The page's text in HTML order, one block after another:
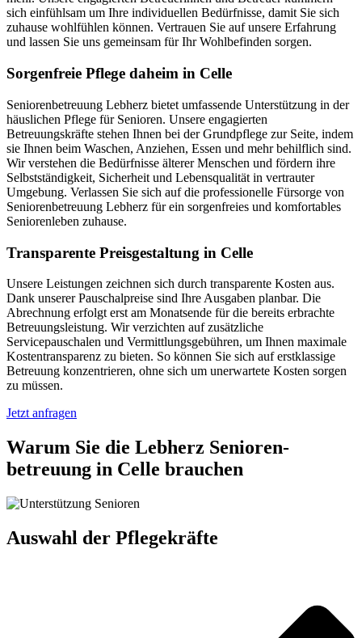
sich einfühlsam um Ihre individuellen Bedürfnisse, damit Sie sich
zuhause wohlfühlen können. Vertrauen Sie auf unsere Erfahrung
und lassen Sie uns gemeinsam für Ihr Wohlbefinden sorgen.
Sorgenfreie Pflege daheim in Celle
Seniorenbetreuung Lebherz bietet umfassende Unterstützung in der
häuslichen Pflege für Senioren. Unsere engagierten
Betreuungskräfte stehen Ihnen bei der Grundpflege zur Seite, indem
sie Ihnen beim Waschen, Anziehen, Essen und mehr behilflich sind.
Wir verstehen die Bedürfnisse älterer Menschen und fördern ihre
Selbstständigkeit, Sicherheit und Lebensqualität in vertrauter
Umgebung. Verlassen Sie sich auf die professionelle Fürsorge von
Seniorenbetreuung Lebherz für ein sorgenfreies und komfortables
Seniorenleben zuhause.
Transparente Preisgestaltung in Celle
Unsere Leistungen zeichnen sich durch transparente Kosten aus.
Dank unserer Pauschalpreise sind Ihre Ausgaben planbar. Die
Abrechnung erfolgt erst am Monatsende für die bereits erbrachte
Betreuungsleistung. Wir verzichten auf zusätzliche
Servicepauschalen und Vermittlungsgebühren, um Ihnen maximale
Kostentransparenz zu bieten. So können Sie sich auf erstklassige
Betreuung konzentrieren, ohne sich um unerwartete Kosten sorgen
zu müssen.
Jetzt anfragen
Warum Sie die Lebherz Senioren­
betreuung in Celle brauchen
Auswahl der Pflegekräfte